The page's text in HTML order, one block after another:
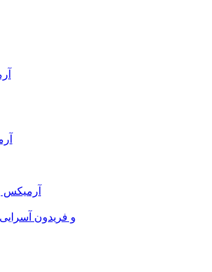
آرمیکس و
آرمین 2AFM و فریدون آسرایی